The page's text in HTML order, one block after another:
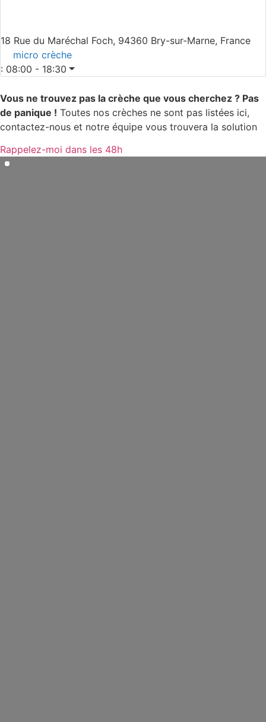
18 Rue du Maréchal Foch, 94360 Bry-sur-Marne, France
micro crèche
: 08:00 - 18:30
Vous ne trouvez pas la crèche que vous cherchez ? Pas
de panique ! Toutes nos crèches ne sont pas listées ici,
contactez-nous et notre équipe vous trouvera la solution
Rappelez-moi dans les 48h